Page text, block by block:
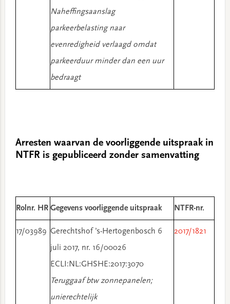
Naheffingsaanslag
parkeerbelasting naar
evenredigheid verlaagd omdat
parkeerduur minder dan een uur
bedraagt
Arresten waarvan de voorliggende uitspraak in
NTFR is gepubliceerd zonder samenvatting
Rolnr. HR Gegevens voorliggende uitspraak NTFR-nr.
17/03989 Gerechtshof ’s-Hertogenbosch 6
juli 2017, nr. 16/00026
ECLI:NL:GHSHE:2017:3070
Teruggaaf btw zonnepanelen;
unierechtelijk
2017/1821